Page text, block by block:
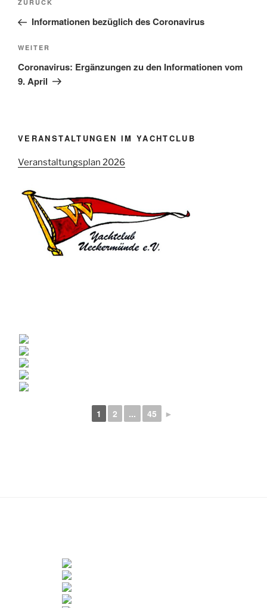
Vorheriger
Beitrag
ZURÜCK
Informationen bezüglich des Coronavirus
Nächster
Beitrag
WEITER
Coronavirus: Ergänzungen zu den Informationen vom
9. April
VERANSTALTUNGEN IM YACHTCLUB
Veranstaltungsplan 2026
1 2 ... 45 ►